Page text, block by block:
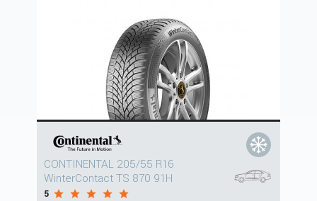
CONTINENTAL 205/55 R16
WinterContact TS 870 91H
5